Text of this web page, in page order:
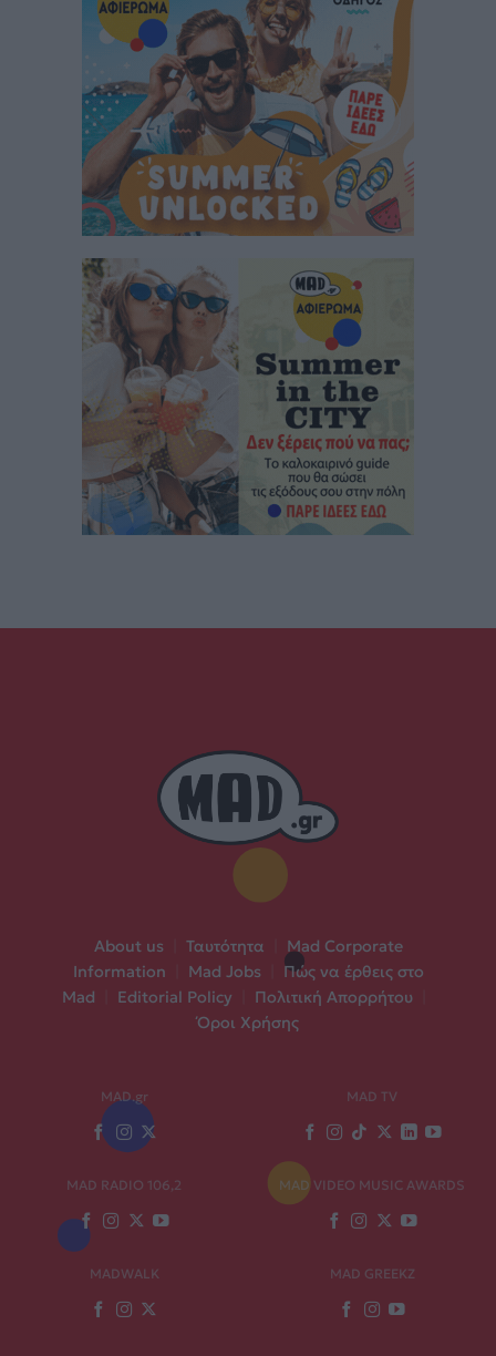
About us Ταυτότητα
Mad Corporate
Information
Mad Jobs
Πώς να έρθεις στο
Mad
Editorial Policy Πολιτική Απορρήτου
Όροι Χρήσης
MAD.gr MAD TV
MAD RADIO 106,2 MAD VIDEO MUSIC AWARDS
MADWALK MAD GREEKZ